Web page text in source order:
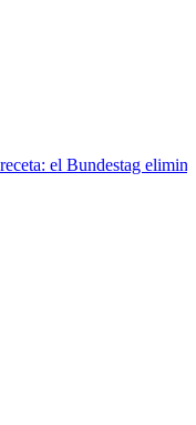
el Bundestag elimina la...